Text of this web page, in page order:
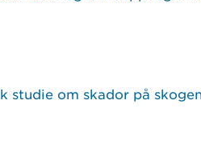
studie om skador på